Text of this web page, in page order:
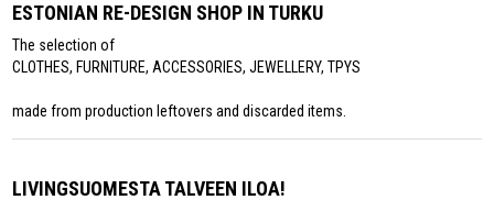
ESTONIAN RE-DESIGN SHOP IN TURKU
The selection of
CLOTHES, FURNITURE, ACCESSORIES, JEWELLERY, TPYS
made from production leftovers and discarded items.
LIVINGSUOMESTA TALVEEN ILOA!